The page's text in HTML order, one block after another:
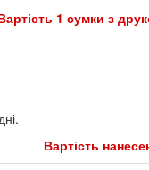
= Вартість
друку на